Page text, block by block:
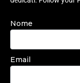
Nome
Email